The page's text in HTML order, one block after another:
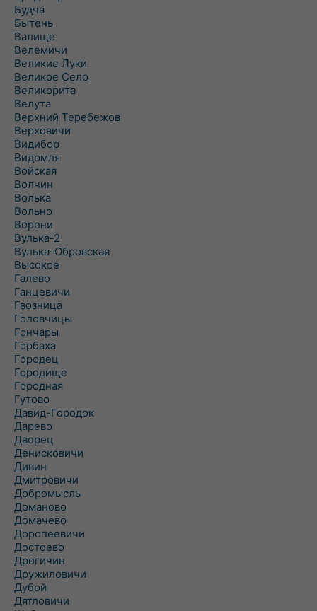
Будча
Бытень
Валище
Велемичи
Великие Луки
Великое Село
Великорита
Велута
Верхний Теребежов
Верховичи
Видибор
Видомля
Войская
Волчин
Волька
Вольно
Ворони
Вулька-2
Вулька-Обровская
Высокое
Галево
Ганцевичи
Гвозница
Головчицы
Гончары
Горбаха
Городец
Городище
Городная
Гутово
Давид-Городок
Дарево
Дворец
Денисковичи
Дивин
Дмитровичи
Добромысль
Доманово
Домачево
Доропеевичи
Достоево
Дрогичин
Дружиловичи
Дубой
Дятловичи